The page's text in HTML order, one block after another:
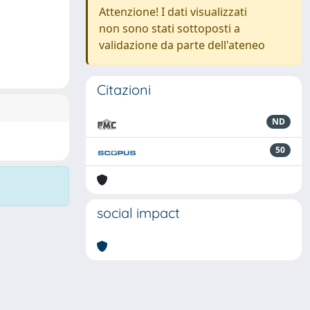
Attenzione! I dati visualizzati
non sono stati sottoposti a
validazione da parte dell'ateneo
Citazioni
ND
50
social impact